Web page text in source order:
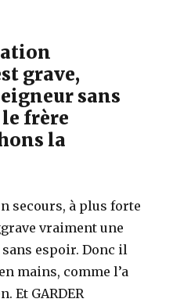
grave,
sans
frère
la
secours, à plus forte
vraiment une
espoir. Donc il
mains, comme l’a
Et GARDER